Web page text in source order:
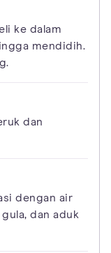
ke dalam
mendidih.
dan
dengan air
dan aduk